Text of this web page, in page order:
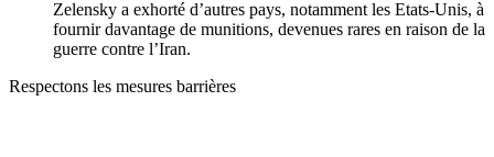
Zelensky a exhorté d’autres pays, notamment les Etats-Unis, à
fournir davantage de munitions, devenues rares en raison de la
guerre contre l’Iran.
Respectons les mesures barrières